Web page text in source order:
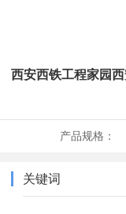
西安西铁工程家园
产品规格：
关键词